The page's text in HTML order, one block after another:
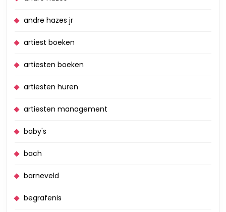
andre hazes jr
artiest boeken
artiesten boeken
artiesten huren
artiesten management
baby's
bach
barneveld
begrafenis